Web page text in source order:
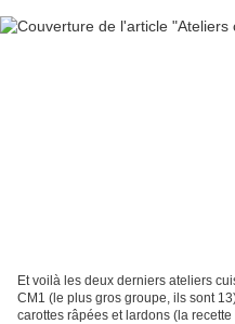
Et voilà les deux derniers ateliers
CM1 (le plus gros groupe, ils sont
carottes râpées et lardons (la